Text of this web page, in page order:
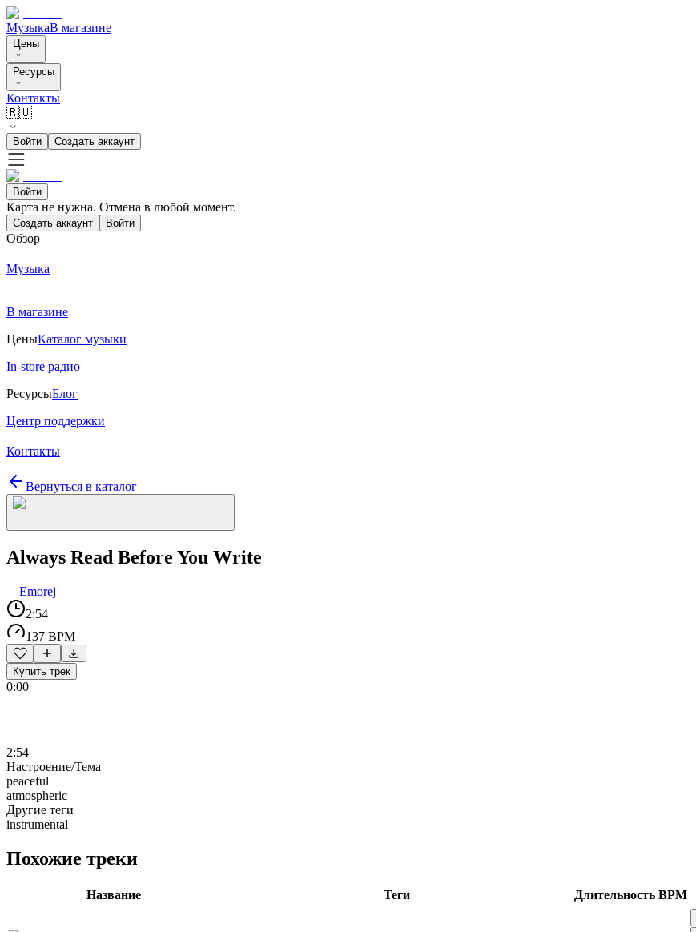
МузыкаВ магазине
Цены
Ресурсы
Контакты
🇷🇺
Войти Создать аккаунт
Войти
Карта не нужна. Отмена в любой момент.
Создать аккаунт Войти
Обзор
Музыка
В магазине
ЦеныКаталог музыки
In-store радио
РесурсыБлог
Центр поддержки
Контакты
Вернуться в каталог
Always Read Before You Write
—Emorej
2:54
137 BPM
Купить трек
0:00
2:54
Настроение/Тема
peaceful
atmospheric
Другие теги
instrumental
Похожие треки
Название Теги Длительность BPM